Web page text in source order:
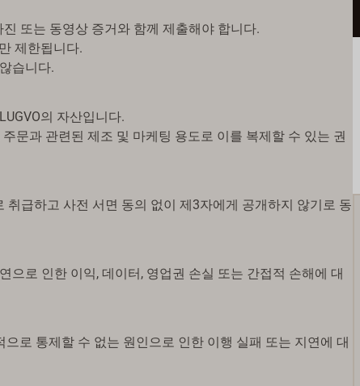
또는 동영상 증거와 함께 제출해야 합니다.
제한됩니다.
습니다.
의 자산입니다.
문과 관련된 제조 및 마케팅 용도로 이를 복제할 수 있는 권
급하고 사전 서면 동의 없이 제3자에게 공개하지 않기로 동
으로 인한 이익, 데이터, 영업권 손실 또는 간접적 손해에 대
로 통제할 수 없는 원인으로 인한 이행 실패 또는 지연에 대